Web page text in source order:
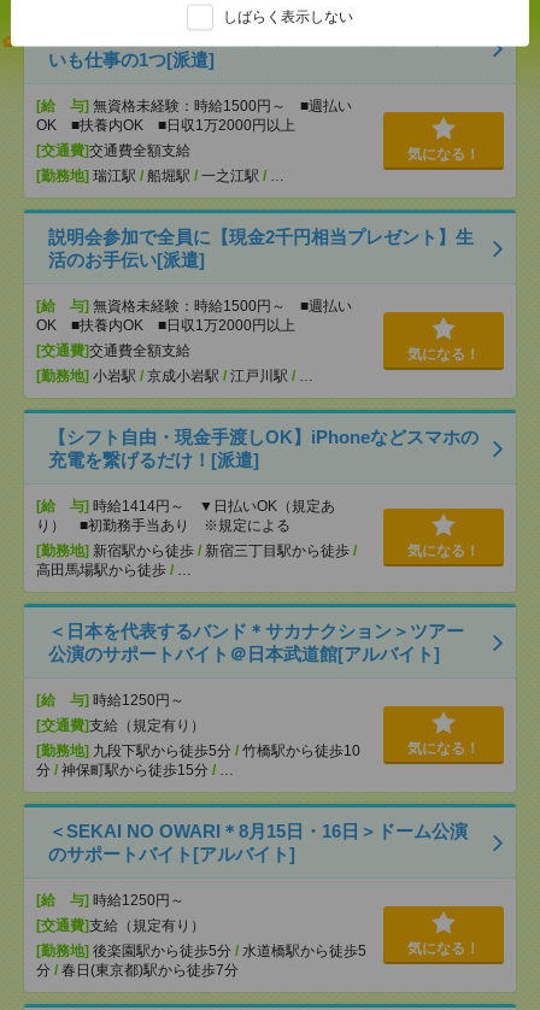
しばらく表示しない
【オープニング募集】おばあちゃんのお散歩付き添
いも仕事の1つ[派遣]
[給 与] 無資格未経験：時給1500円～ ■週払い
OK ■扶養内OK ■日収1万2000円以上
[交通費]交通費全額支給
[勤務地] 瑞江駅 / 船堀駅 / 一之江駅 / …
気になる！
説明会参加で全員に【現金2千円相当プレゼント】生
活のお手伝い[派遣]
[給 与] 無資格未経験：時給1500円～ ■週払い
OK ■扶養内OK ■日収1万2000円以上
[交通費]交通費全額支給
[勤務地] 小岩駅 / 京成小岩駅 / 江戸川駅 / …
気になる！
【シフト自由・現金手渡しOK】iPhoneなどスマホの
充電を繋げるだけ！[派遣]
[給 与] 時給1414円～ ▼日払いOK（規定あ
り） ■初勤務手当あり ※規定による
[勤務地] 新宿駅から徒歩 / 新宿三丁目駅から徒歩 /
高田馬場駅から徒歩 / …
気になる！
＜日本を代表するバンド＊サカナクション＞ツアー
公演のサポートバイト＠日本武道館[アルバイト]
[給 与] 時給1250円～
[交通費]支給（規定有り）
[勤務地] 九段下駅から徒歩5分 / 竹橋駅から徒歩10
分 / 神保町駅から徒歩15分 / …
気になる！
＜SEKAI NO OWARI＊8月15日・16日＞ドーム公演
のサポートバイト[アルバイト]
[給 与] 時給1250円～
[交通費]支給（規定有り）
[勤務地] 後楽園駅から徒歩5分 / 水道橋駅から徒歩5
分 / 春日(東京都)駅から徒歩7分
気になる！